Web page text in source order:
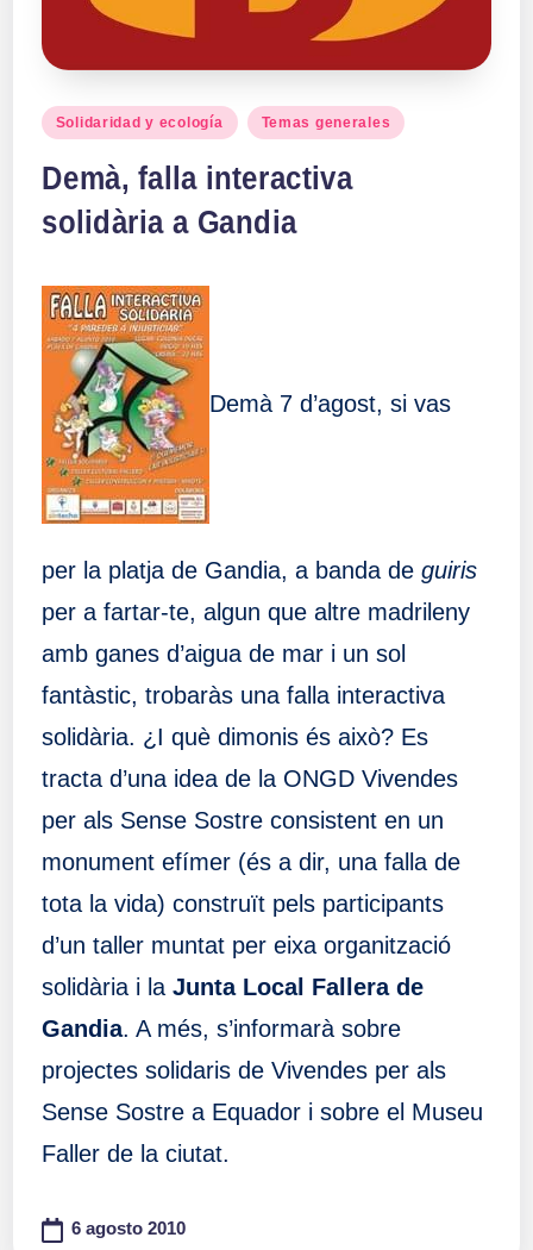
Publicado
Solidaridad y ecología Temas generales
Demà, falla interactiva
solidària a Gandia
Demà 7 d’agost, si vas
per la platja de Gandia, a banda de guiris
per a fartar-te, algun que altre madrileny
amb ganes d’aigua de mar i un sol
fantàstic, trobaràs una falla interactiva
solidària. ¿I què dimonis és això? Es
tracta d’una idea de la ONGD Vivendes
per als Sense Sostre consistent en un
monument efímer (és a dir, una falla de
tota la vida) construït pels participants
d’un taller muntat per eixa organització
solidària i la Junta Local Fallera de
Gandia. A més, s’informarà sobre
projectes solidaris de Vivendes per als
Sense Sostre a Equador i sobre el Museu
Faller de la ciutat.
6 agosto 2010